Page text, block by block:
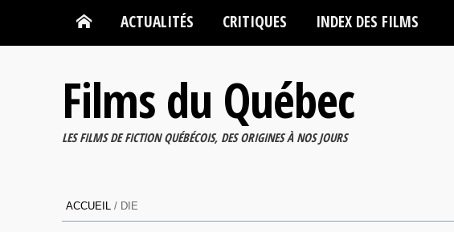
ACTUALITÉS CRITIQUES INDEX DES FILMS
Films du Québec
LES FILMS DE FICTION QUÉBÉCOIS, DES ORIGINES À NOS JOURS
ACCUEIL / DIE